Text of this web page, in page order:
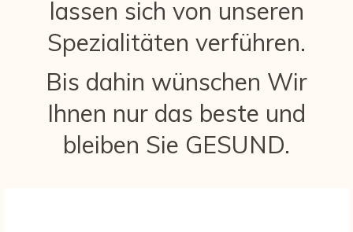
lassen sich von unseren
Spezialitäten verführen.
Bis dahin wünschen Wir
Ihnen nur das beste und
bleiben Sie GESUND.